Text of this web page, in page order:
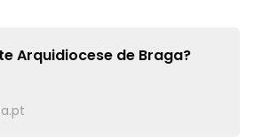
Arquidiocese de Braga?